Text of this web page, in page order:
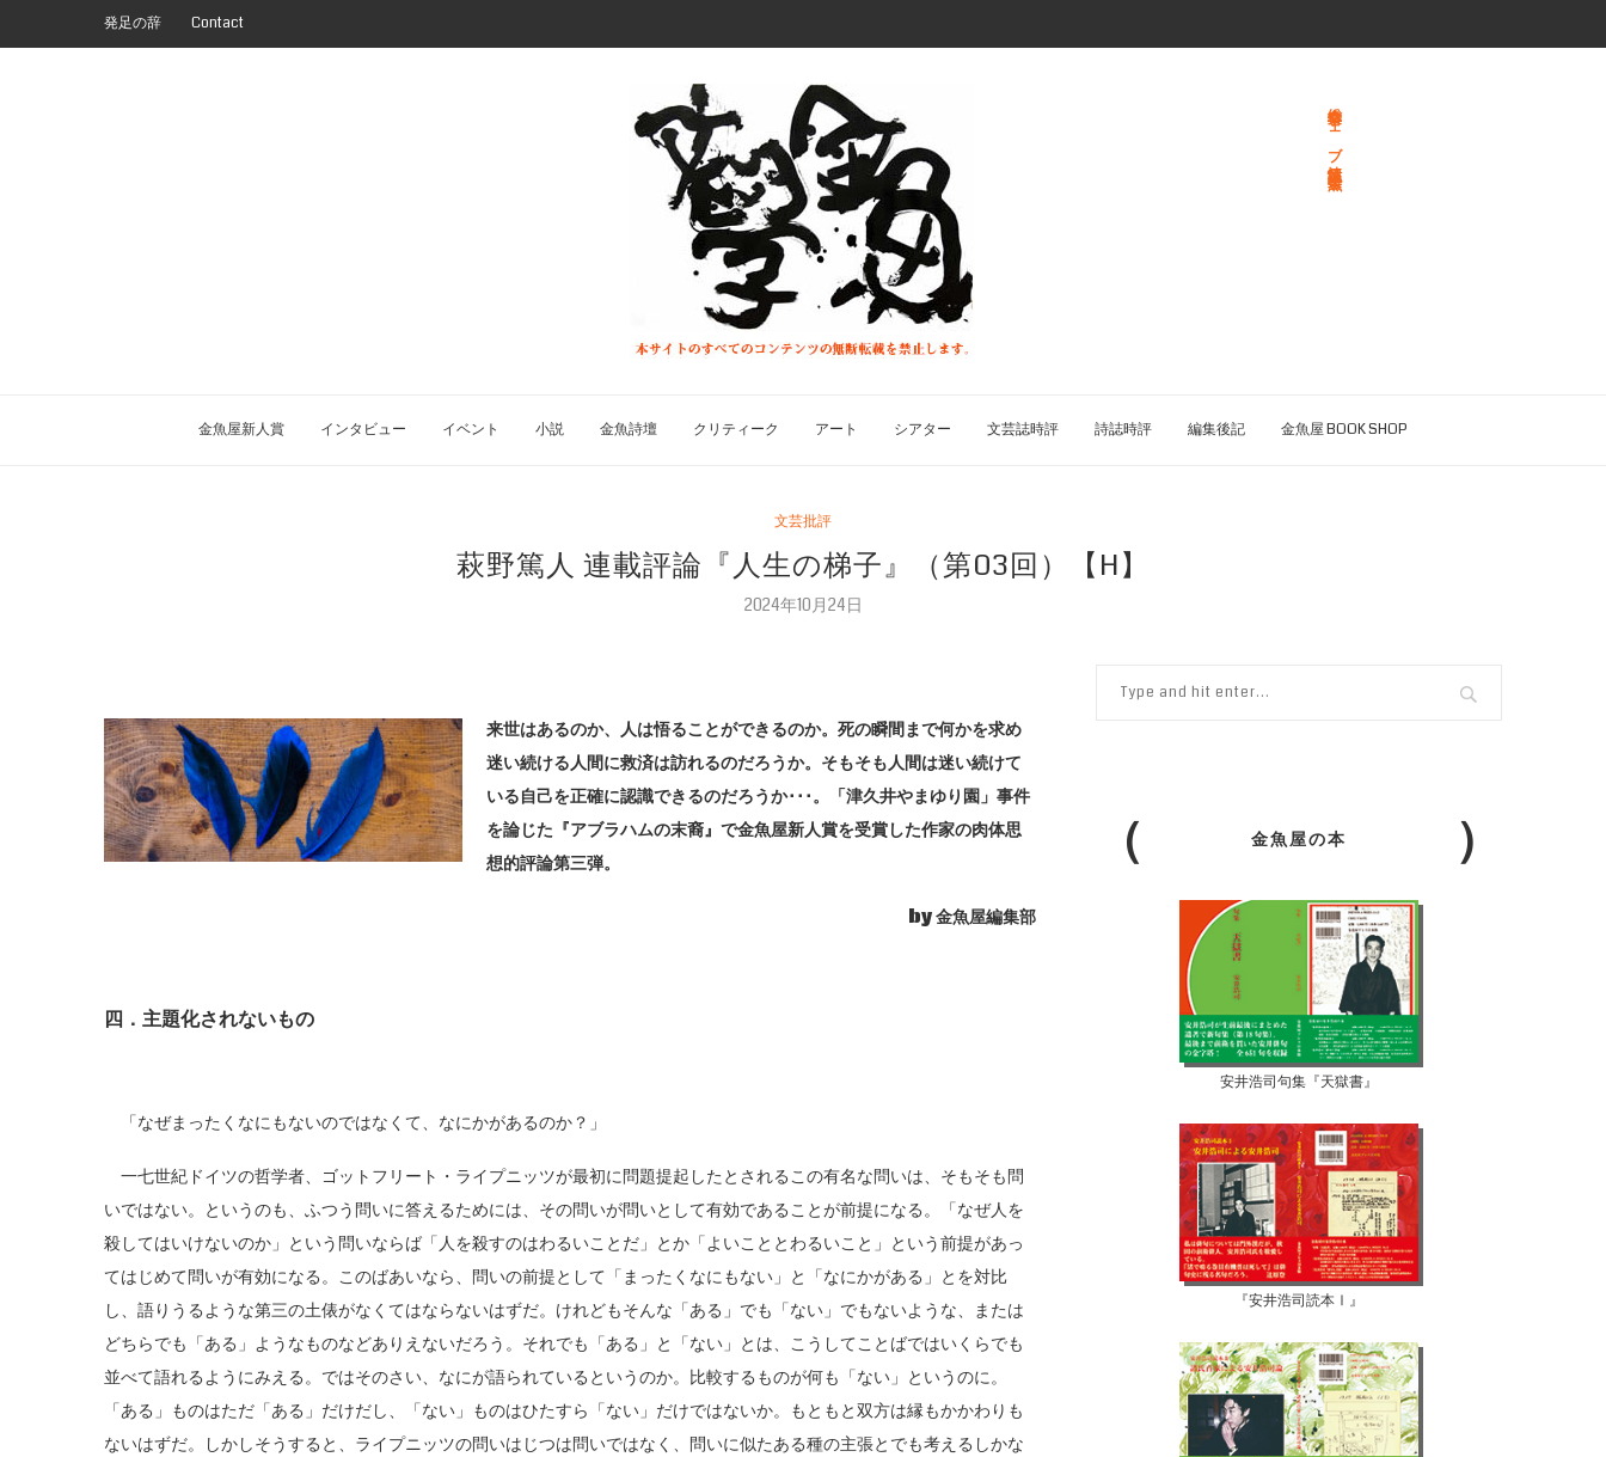
発足の辞 Contact
総合文学ウェブ情報誌 文学金魚
金魚屋新人賞 インタビュー イベント 小説 金魚詩壇 クリティーク アート シアター 文芸誌時評 詩誌時評 編集後記 金魚屋 BOOK SHOP
文芸批評
萩野篤人 連載評論『人生の梯子』（第03回）【H】
2024年10月24日
来世はあるのか、人は悟ることができるのか。死の瞬間まで何かを求め
迷い続ける人間に救済は訪れるのだろうか。そもそも人間は迷い続けて
いる自己を正確に認識できるのだろうか･･･。「津久井やまゆり園」事件
を論じた『アブラハムの末裔』で金魚屋新人賞を受賞した作家の肉体思
想的評論第三弾。
by 金魚屋編集部
四．主題化されないもの
「なぜまったくなにもないのではなくて、なにかがあるのか？」
一七世紀ドイツの哲学者、ゴットフリート・ライプニッツが最初に問題提起したとされるこの有名な問いは、そもそも問
いではない。というのも、ふつう問いに答えるためには、その問いが問いとして有効であることが前提になる。「なぜ人を
殺してはいけないのか」という問いならば「人を殺すのはわるいことだ」とか「よいこととわるいこと」という前提があっ
てはじめて問いが有効になる。このばあいなら、問いの前提として「まったくなにもない」と「なにかがある」とを対比
し、語りうるような第三の土俵がなくてはならないはずだ。けれどもそんな「ある」でも「ない」でもないような、または
どちらでも「ある」ようなものなどありえないだろう。それでも「ある」と「ない」とは、こうしてことばではいくらでも
並べて語れるようにみえる。ではそのさい、なにが語られているというのか。比較するものが何も「ない」というのに。
「ある」ものはただ「ある」だけだし、「ない」ものはひたすら「ない」だけではないか。もともと双方は縁もかかわりも
ないはずだ。しかしそうすると、ライプニッツの問いはじつは問いではなく、問いに似たある種の主張とでも考えるしかな
金魚屋の本
安井浩司句集『天獄書』
『安井浩司読本Ⅰ』